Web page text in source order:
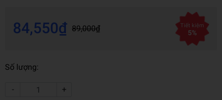
84,550₫ 89,000₫ Tiết kiệm
5%
Số lượng:
- +